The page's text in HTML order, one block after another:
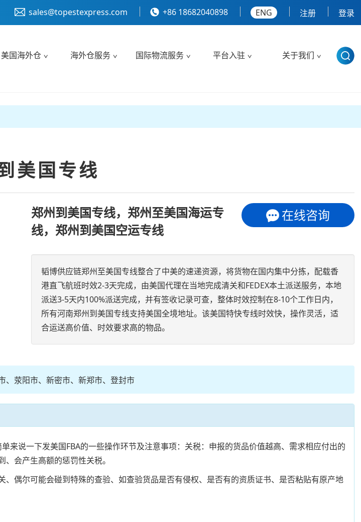
sales@topestexpress.com +86 18682040898 ENG 注册 登录
美国海外仓 海外仓服务 国际物流服务 平台入驻 关于我们
美国专线
在线咨询
郑州到美国专线，郑州至美国海运专
线，郑州到美国空运专线
韬博供应链郑州至美国专线整合了中美的速递资源，将货物在国内集中分拣，配载香
港直飞航班时效2-3天完成，由美国代理在当地完成清关和FEDEX本土派送服务，本地
派送3-5天内100%派送完成，并有签收记录可查，整体时效控制在8-10个工作日内，
所有河南郑州到美国专线支持美国全境地址。该美国特快专线时效快，操作灵活，适
合运送高价值、时效要求高的物品。
、荥阳市、新密市、新郑市、登封市
来说一下发美国FBA的一些操作环节及注意事项：关税：申报的货品价值越高、需求相应付出的
会产生高额的惩罚性关税。
偶尔可能会碰到特殊的查验、如查验货品是否有侵权、是否有的资质证书、是否粘贴有原产地